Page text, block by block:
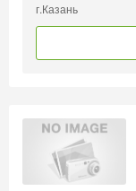
г.Казань